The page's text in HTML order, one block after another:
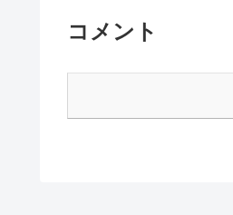
コメント